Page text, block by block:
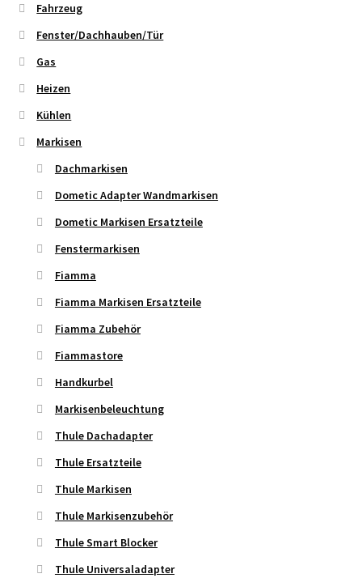
Fahrzeug
Fenster/Dachhauben/Tür
Gas
Heizen
Kühlen
Markisen
Dachmarkisen
Dometic Adapter Wandmarkisen
Dometic Markisen Ersatzteile
Fenstermarkisen
Fiamma
Fiamma Markisen Ersatzteile
Fiamma Zubehör
Fiammastore
Handkurbel
Markisenbeleuchtung
Thule Dachadapter
Thule Ersatzteile
Thule Markisen
Thule Markisenzubehör
Thule Smart Blocker
Thule Universaladapter